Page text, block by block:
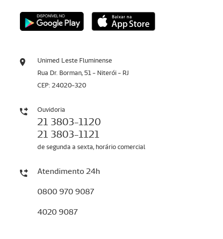
Unimed Leste Fluminense
Rua Dr. Borman, 51 - Niterói - RJ
CEP: 24020-320
Ouvidoria
21 3803-1120
21 3803-1121
de segunda a sexta, horário comercial
Atendimento 24h
0800 970 9087
4020 9087